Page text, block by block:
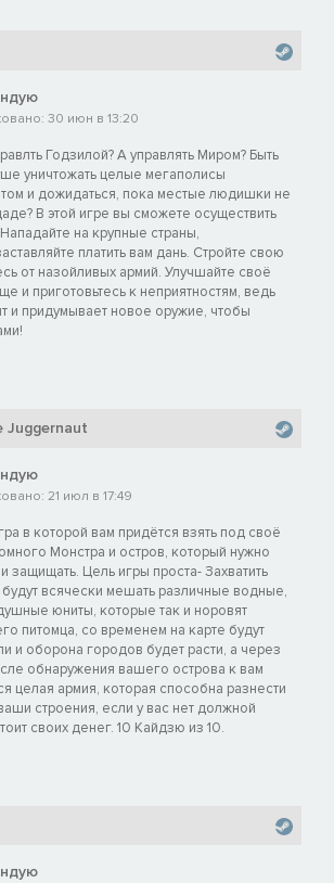
30 июн в 13:20
Годзилой? А управлять Миром? Быть
уничтожать целые мегаполисы
и дожидаться, пока местые людишки не
В этой игре вы сможете осуществить
на крупные страны,
платить вам дань. Стройте свою
от назойливых армий. Улучшайте своё
и приготовьтесь к неприятностям, ведь
и придумывает новое оружие, чтобы
Juggernaut
21 июл в 17:49
в которой вам придётся взять под своё
Монстра и остров, который нужно
защищать. Цель игры проста- Захватить
всячески мешать различные водные,
юниты, которые так и норовят
питомца, со временем на карте будут
и оборона городов будет расти, а через
обнаружения вашего острова к вам
целая армия, которая способна разнести
строения, если у вас нет должной
своих денег. 10 Кайдзю из 10.